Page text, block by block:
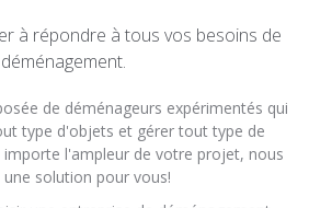
à répondre à tous vos besoins de
déménagement.
de déménageurs expérimentés qui
type d'objets et gérer tout type de
importe l'ampleur de votre projet, nous
une solution pour vous!